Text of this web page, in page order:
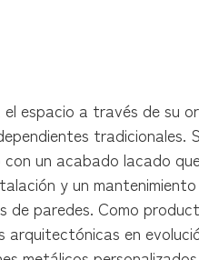
el espacio a través de su
un acabado lacado
y un
de paredes. Como
en